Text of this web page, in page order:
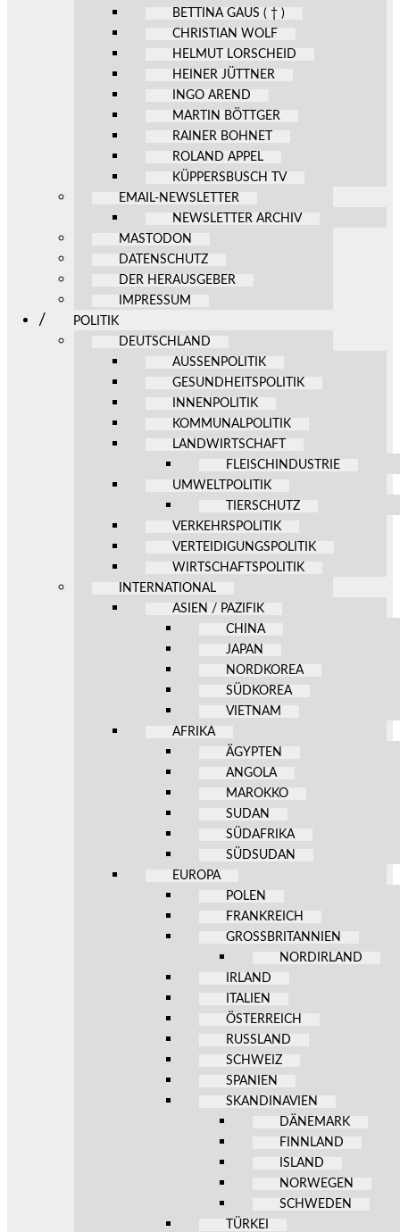
BETTINA GAUS ( † )
CHRISTIAN WOLF
HELMUT LORSCHEID
HEINER JÜTTNER
INGO AREND
MARTIN BÖTTGER
RAINER BOHNET
ROLAND APPEL
KÜPPERSBUSCH TV
EMAIL-NEWSLETTER
NEWSLETTER ARCHIV
MASTODON
DATENSCHUTZ
DER HERAUSGEBER
IMPRESSUM
POLITIK
DEUTSCHLAND
AUSSENPOLITIK
GESUNDHEITSPOLITIK
INNENPOLITIK
KOMMUNALPOLITIK
LANDWIRTSCHAFT
FLEISCHINDUSTRIE
UMWELTPOLITIK
TIERSCHUTZ
VERKEHRSPOLITIK
VERTEIDIGUNGSPOLITIK
WIRTSCHAFTSPOLITIK
INTERNATIONAL
ASIEN / PAZIFIK
CHINA
JAPAN
NORDKOREA
SÜDKOREA
VIETNAM
AFRIKA
ÄGYPTEN
ANGOLA
MAROKKO
SUDAN
SÜDAFRIKA
SÜDSUDAN
EUROPA
POLEN
FRANKREICH
GROSSBRITANNIEN
NORDIRLAND
IRLAND
ITALIEN
ÖSTERREICH
RUSSLAND
SCHWEIZ
SPANIEN
SKANDINAVIEN
DÄNEMARK
FINNLAND
ISLAND
NORWEGEN
SCHWEDEN
TÜRKEI